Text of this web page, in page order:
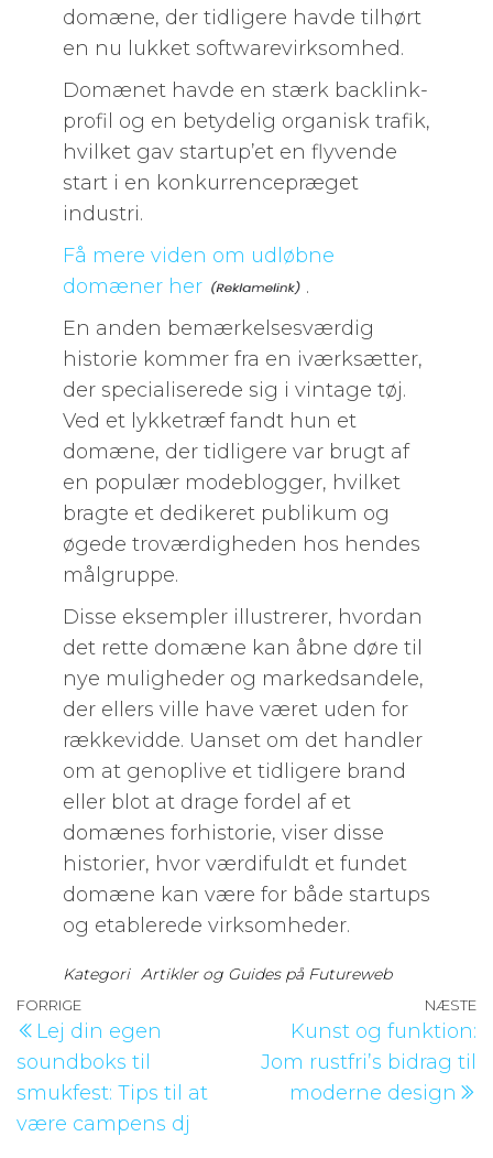
domæne, der tidligere havde tilhørt
en nu lukket softwarevirksomhed.
Domænet havde en stærk backlink-
profil og en betydelig organisk trafik,
hvilket gav startup’et en flyvende
start i en konkurrencepræget
industri.
Få mere viden om udløbne
domæner her
.
En anden bemærkelsesværdig
historie kommer fra en iværksætter,
der specialiserede sig i vintage tøj.
Ved et lykketræf fandt hun et
domæne, der tidligere var brugt af
en populær modeblogger, hvilket
bragte et dedikeret publikum og
øgede troværdigheden hos hendes
målgruppe.
Disse eksempler illustrerer, hvordan
det rette domæne kan åbne døre til
nye muligheder og markedsandele,
der ellers ville have været uden for
rækkevidde. Uanset om det handler
om at genoplive et tidligere brand
eller blot at drage fordel af et
domænes forhistorie, viser disse
historier, hvor værdifuldt et fundet
domæne kan være for både startups
og etablerede virksomheder.
Kategori Artikler og Guides på Futureweb
Indlægsnavigation
Forrige
indlæg
FORRIGE
Lej din egen
soundboks til
smukfest: Tips til at
være campens dj
NÆSTE
Kunst og funktion:
Jom rustfri’s bidrag til
moderne design